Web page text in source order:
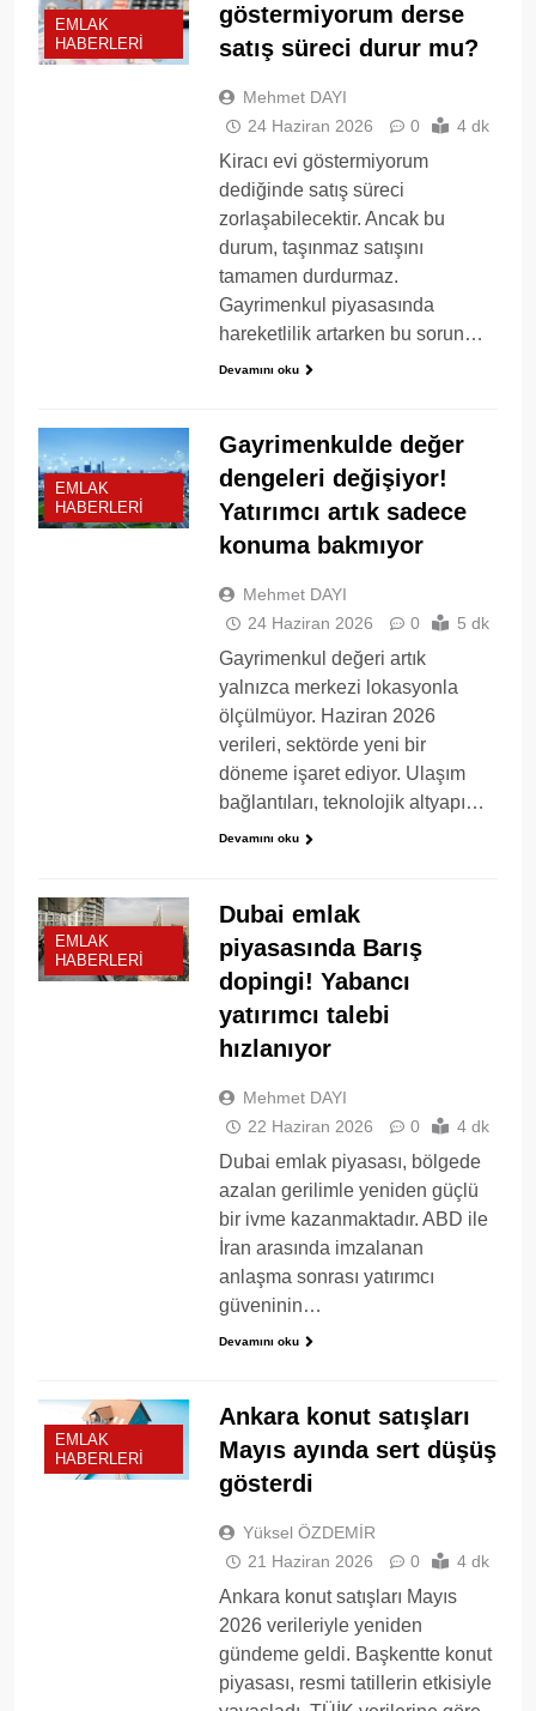
EMLAK
HABERLERI
göstermiyorum derse
satış süreci durur mu?
Mehmet DAYI
24 Haziran 2026
0 4 dk
Kiracı evi göstermiyorum
dediğinde satış süreci
zorlaşabilecektir. Ancak bu
durum, taşınmaz satışını
tamamen durdurmaz.
Gayrimenkul piyasasında
hareketlilik artarken bu sorun…
Devamını oku
EMLAK
HABERLERI
Gayrimenkulde değer
dengeleri değişiyor!
Yatırımcı artık sadece
konuma bakmıyor
Mehmet DAYI
24 Haziran 2026
0 5 dk
Gayrimenkul değeri artık
yalnızca merkezi lokasyonla
ölçülmüyor. Haziran 2026
verileri, sektörde yeni bir
döneme işaret ediyor. Ulaşım
bağlantıları, teknolojik altyapı…
Devamını oku
EMLAK
HABERLERI
Dubai emlak
piyasasında Barış
dopingi! Yabancı
yatırımcı talebi
hızlanıyor
Mehmet DAYI
22 Haziran 2026
0 4 dk
Dubai emlak piyasası, bölgede
azalan gerilimle yeniden güçlü
bir ivme kazanmaktadır. ABD ile
İran arasında imzalanan
anlaşma sonrası yatırımcı
güveninin…
Devamını oku
EMLAK
HABERLERI
Ankara konut satışları
Mayıs ayında sert düşüş
gösterdi
Yüksel ÖZDEMİR
21 Haziran 2026
0 4 dk
Ankara konut satışları Mayıs
2026 verileriyle yeniden
gündeme geldi. Başkentte konut
piyasası, resmi tatillerin etkisiyle